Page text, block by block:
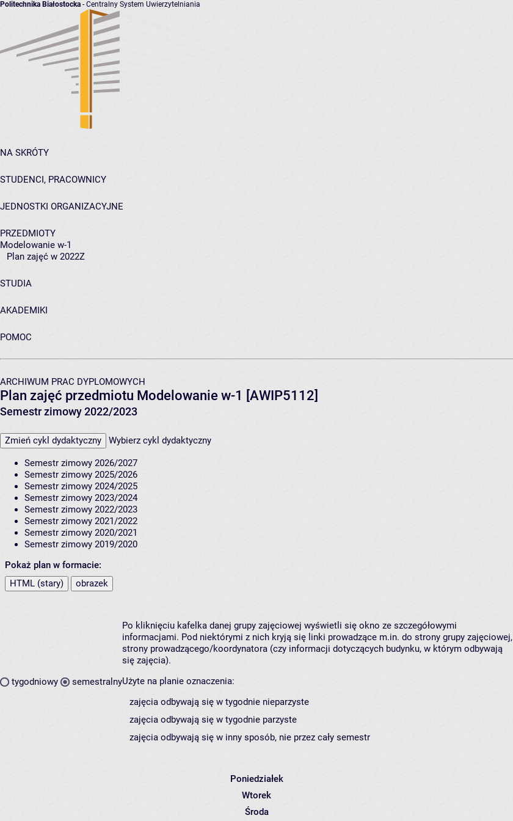
Politechnika Białostocka - Centralny System Uwierzytelniania
NA SKRÓTY
STUDENCI, PRACOWNICY
JEDNOSTKI ORGANIZACYJNE
PRZEDMIOTY
Modelowanie w-1
Plan zajęć w 2022Z
STUDIA
AKADEMIKI
POMOC
ARCHIWUM PRAC DYPLOMOWYCH
Plan zajęć przedmiotu Modelowanie w-1 [AWIP5112]
Semestr zimowy 2022/2023
Zmień cykl dydaktyczny Wybierz cykl dydaktyczny
Semestr zimowy 2026/2027
Semestr zimowy 2025/2026
Semestr zimowy 2024/2025
Semestr zimowy 2023/2024
Semestr zimowy 2022/2023
Semestr zimowy 2021/2022
Semestr zimowy 2020/2021
Semestr zimowy 2019/2020
Pokaż plan w formacie:
HTML (stary)
obrazek
tygodniowy semestralny
Po kliknięciu kafelka danej grupy zajęciowej wyświetli się okno ze szczegółowymi
informacjami. Pod niektórymi z nich kryją się linki prowadzące m.in. do strony grupy zajęciowej,
strony prowadzącego/koordynatora (czy informacji dotyczących budynku, w którym odbywają
się zajęcia).
Użyte na planie oznaczenia:
zajęcia odbywają się w tygodnie nieparzyste
zajęcia odbywają się w tygodnie parzyste
zajęcia odbywają się w inny sposób, nie przez cały semestr
Poniedziałek
Wtorek
Środa